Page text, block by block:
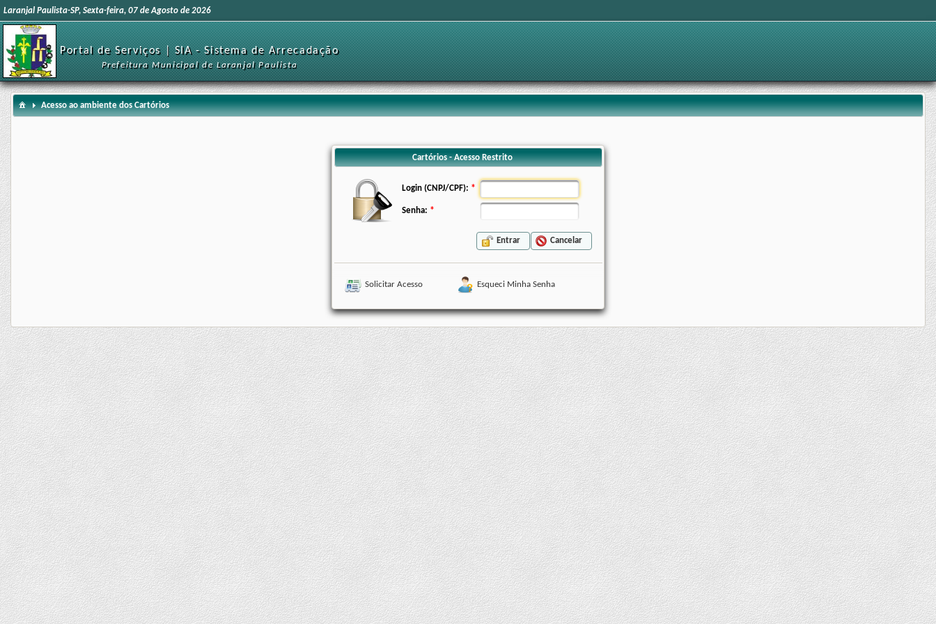
Laranjal Paulista-SP, Sexta-feira, 07 de Agosto de 2026
Portal de Serviços | SIA - Sistema de Arrecadação
Prefeitura Municipal de Laranjal Paulista
Acesso ao ambiente dos Cartórios
Cartórios - Acesso Restrito
Login (CNPJ/CPF):
Senha:
Entrar Cancelar
Solicitar Acesso Esqueci Minha Senha